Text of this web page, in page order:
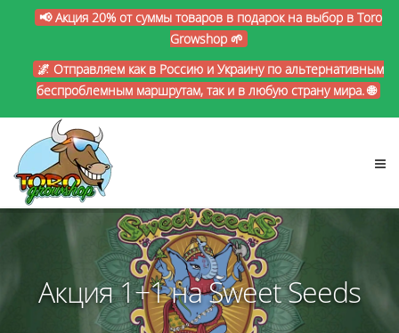
📢 Акция 20% от суммы товаров в подарок на выбор в Toro
Growshop 🌱
🌌 Отправляем как в Россию и Украину по альтернативным
беспроблемным маршрутам, так и в любую страну мира. 🌐
Акция 1+1 на Sweet Seeds